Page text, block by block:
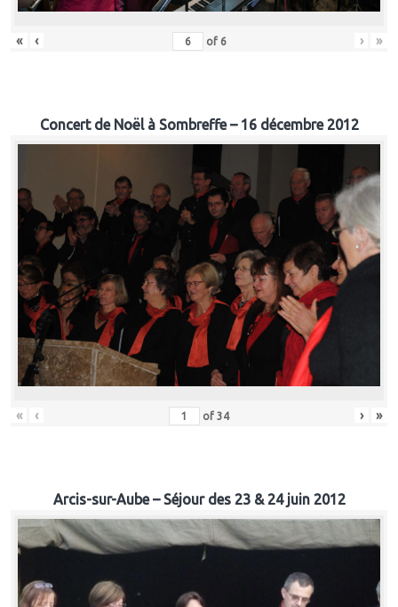
« ‹ of 6 › »
Concert de Noël à Sombreffe – 16 décembre 2012
« ‹ of 34 › »
Arcis-sur-Aube – Séjour des 23 & 24 juin 2012